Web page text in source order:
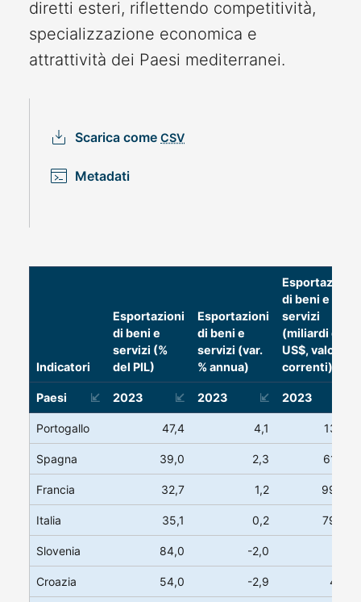
diretti esteri, riflettendo competitività,
specializzazione economica e
attrattività dei Paesi mediterranei.
Scarica come CSV
Metadati
Indicatori
Esportazioni
di beni e
servizi (%
del PIL)
Esportazioni
di beni e
servizi (var.
% annua)
Esportazioni
di beni e
servizi
(miliardi di
US$, valori
correnti)
Paesi 2023 2023 2023
Portogallo 47,4 4,1 136,2
Spagna 39,0 2,3 615,8
Francia 32,7 1,2 990,5
Italia 35,1 0,2 790,4
Slovenia 84,0 -2,0
Croazia 54,0 -2,9 44,7